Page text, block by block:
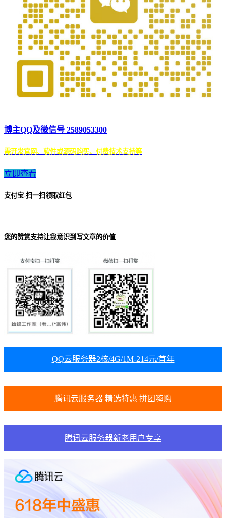
博主QQ及微信号 2589053300
需开发官网、软件或源码购买、付费技术支持等
立即查看
支付宝-扫一扫领取红包
您的赞赏支持让我意识到写文章的价值
QQ云服务器2核/4G/1M-214元/首年
腾讯云服务器 精选特惠 拼团嗨购
腾讯云服务器新老用户专享